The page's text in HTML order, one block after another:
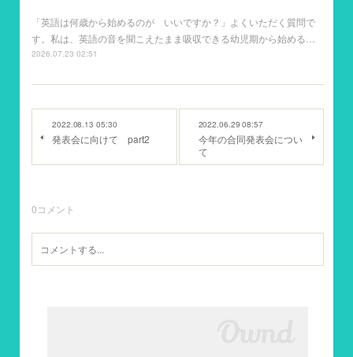
「英語は何歳から始めるのが いいですか？」よくいただく質問で
す。私は、英語の音を聞こえたまま吸収できる幼児期から始める…
2026.07.23 02:51
2022.08.13 05:30
発表会に向けて part2
2022.06.29 08:57
今年の合同発表会につい
て
0コメント